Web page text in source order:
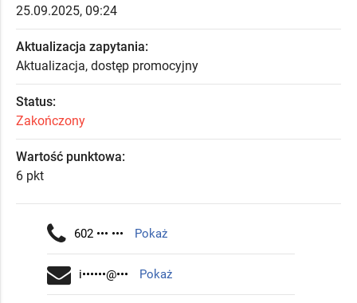
25.09.2025, 09:24
Aktualizacja zapytania:
Aktualizacja, dostęp promocyjny
Status:
Zakończony
Wartość punktowa:
6 pkt
602 ••• ••• Pokaż
i••••••@••• Pokaż